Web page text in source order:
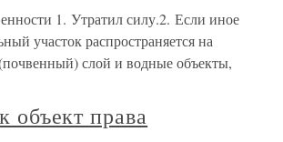
1. Утратил силу.2. Если иное
участок распространяется на
слой и водные объекты,
объект права